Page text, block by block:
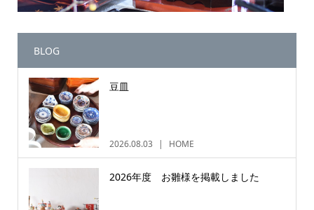
BLOG
豆皿
2026.08.03 HOME
2026年度 お雛様を掲載しました